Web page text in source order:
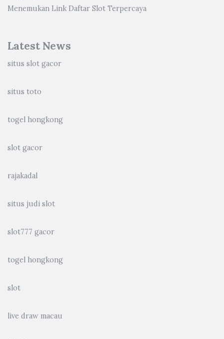
Menemukan Link Daftar Slot Terpercaya
Latest News
situs slot gacor
situs toto
togel hongkong
slot gacor
rajakadal
situs judi slot
slot777 gacor
togel hongkong
slot
live draw macau